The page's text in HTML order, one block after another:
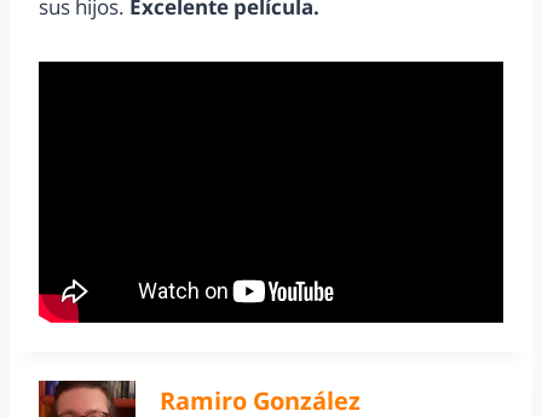
sus hijos. Excelente película.
Ramiro González